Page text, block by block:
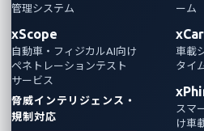
管理システム
xScope
自動車・フィジカルAI向け
ペネトレーションテスト
サービス
脅威インテリジェンス・
規制対応
ーム
車載
タイ
スマ
け車
ハイライ